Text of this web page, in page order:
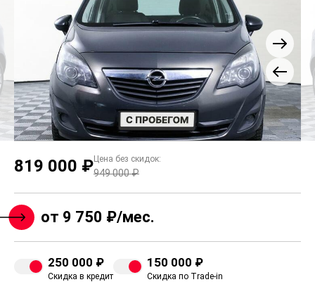
819 000 ₽Цена без скидок:
949 000 ₽
от 9 750 ₽/мес.
250 000 ₽
Скидка в кредит
150 000 ₽
Скидка по Trade-in